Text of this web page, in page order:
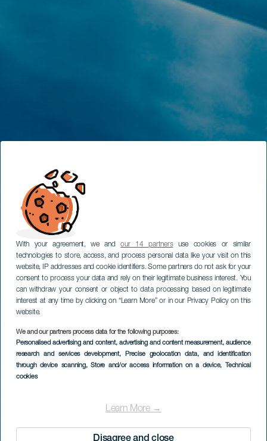
With your agreement, we andour 14 partnersuse cookies or similar
technologies to store, access, and process personal data like your visit on this
website, IP addresses and cookie identifiers. Some partners do not ask for your
consent to process your data and rely on their legitimate business interest. You
can withdraw your consent or object to data processing based on legitimate
interest at any time by clicking on “Learn More” or in our Privacy Policy on this
website.
We and our partners process data for the following purposes:
Personalised advertising and content, advertising and content measurement, audience
research and services development, Precise geolocation data, and identification
through device scanning, Store and/or access information on a device, Technical
cookies
Learn More →